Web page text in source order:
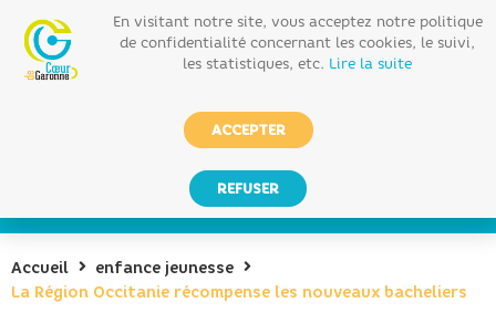
Accueil
enfance jeunesse
La Région Occitanie récompense les nouveaux bacheliers
En visitant notre site, vous acceptez notre politique
de confidentialité concernant les cookies, le suivi,
les statistiques, etc. Lire la suite
ACCEPTER
REFUSER